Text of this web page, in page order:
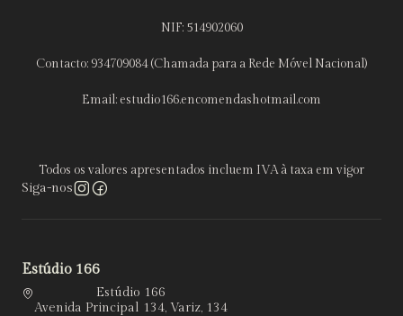
NIF: 514902060
Contacto: 934709084 (Chamada para a Rede Móvel Nacional)
Email: estudio166.encomendashotmail.com
Todos os valores apresentados incluem IVA à taxa em vigor
Siga-nos
Estúdio 166
Estúdio 166
Avenida Principal 134, Variz, 134